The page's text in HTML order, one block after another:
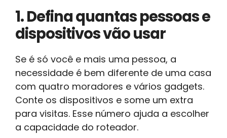
1. Defina quantas pessoas e
dispositivos vão usar
Se é só você e mais uma pessoa, a
necessidade é bem diferente de uma casa
com quatro moradores e vários gadgets.
Conte os dispositivos e some um extra
para visitas. Esse número ajuda a escolher
a capacidade do roteador.